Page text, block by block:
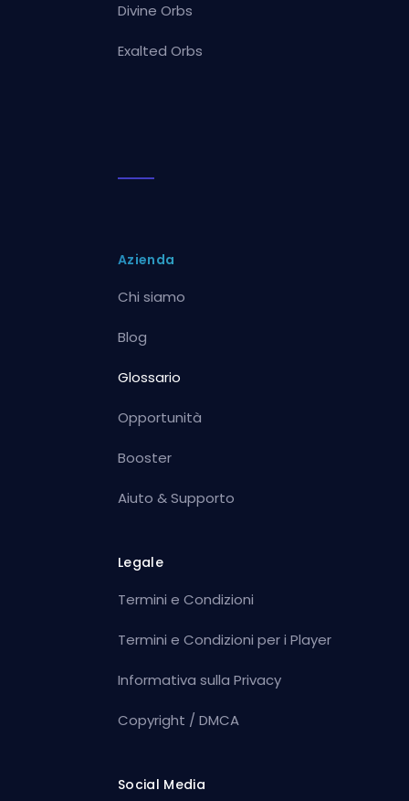
Divine Orbs
Exalted Orbs
Azienda
Chi siamo
Blog
Glossario
Opportunità
Booster
Aiuto & Supporto
Legale
Termini e Condizioni
Termini e Condizioni per i Player
Informativa sulla Privacy
Copyright / DMCA
Social Media